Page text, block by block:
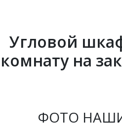
Угловой
комнату на
ФОТО